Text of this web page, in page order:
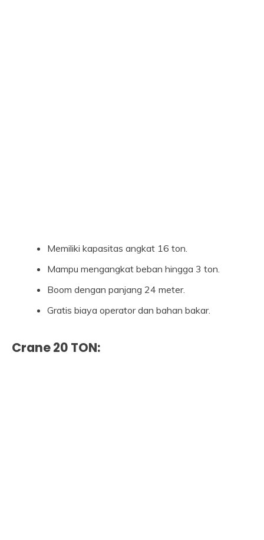
Memiliki kapasitas angkat 16 ton.
Mampu mengangkat beban hingga 3 ton.
Boom dengan panjang 24 meter.
Gratis biaya operator dan bahan bakar.
Crane 20 TON: